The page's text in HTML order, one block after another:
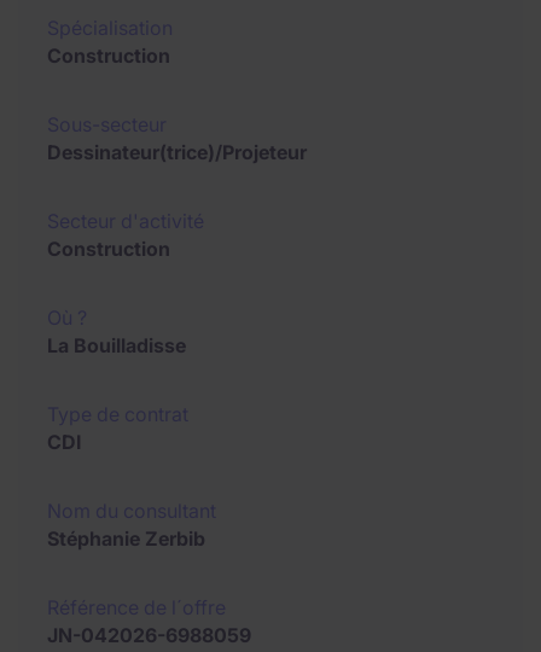
Construction
Dessinateur(trice)/Projeteur
Construction
La Bouilladisse
CDI
Stéphanie Zerbib
JN-042026-6988059